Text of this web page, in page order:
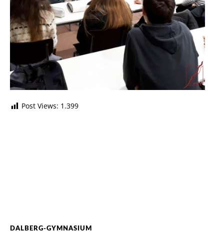
Post Views: 1.399
DALBERG-GYMNASIUM